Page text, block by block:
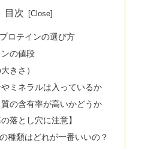
目次
ロテインの選び方
の値段
きさ）
ミネラルは入っているか
の含有率が高いかどうか
の落とし穴に注意】
種類はどれが一番いいの？